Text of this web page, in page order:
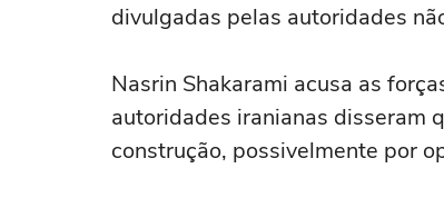
divulgadas pelas autoridades
Nasrin Shakarami acusa as
autoridades iranianas disseram
construção, possivelmente por